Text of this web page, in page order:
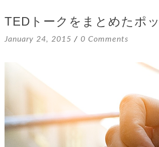
TEDトークをまとめたポ
January 24, 2015 0 Comments